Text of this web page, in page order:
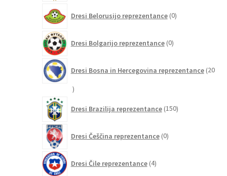
Dresi Belorusijo reprezentance 0izdelkov
Dresi Bolgarijo reprezentance 0izdelkov
Dresi Bosna in Hercegovina reprezentance 20
20
Dresi Brazilija reprezentance 150izdelkov
Dresi Češčina reprezentance 0izdelkov
Dresi Čile reprezentance 4izdelki